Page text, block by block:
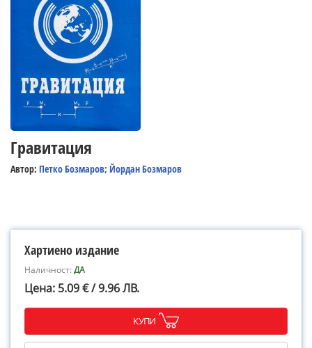
Гравитация
Автор: Петко Бозмаров; Йордан Бозмаров
Хартиено издание
Наличност:ДА
Цена: 5.09 € / 9.96 ЛВ.
КУПИ